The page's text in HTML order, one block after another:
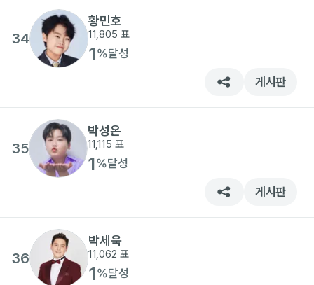
34
황민호
11,805 표
1%달성
게시판
35
박성온
11,115 표
1%달성
게시판
36
박세욱
11,062 표
1%달성